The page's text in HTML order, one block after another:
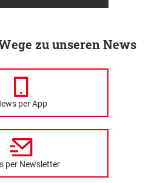
zu unseren News
per App
per Newsletter